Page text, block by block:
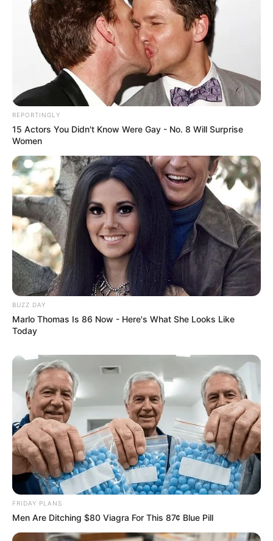
REPORTINGLY
15 Actors You Didn't Know Were Gay - No. 8 Will Surprise
Women
BUZZ DAY
Marlo Thomas Is 86 Now - Here's What She Looks Like
Today
FRIDAY PLANS
Men Are Ditching $80 Viagra For This 87¢ Blue Pill